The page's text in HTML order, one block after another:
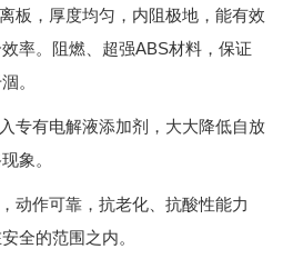
板，厚度均匀，内阻极地，能有效
率。阻燃、超强ABS材料，保证
。
专有电解液添加剂，大大降低自放
象。
动作可靠，抗老化、抗酸性能力
全的范围之内。